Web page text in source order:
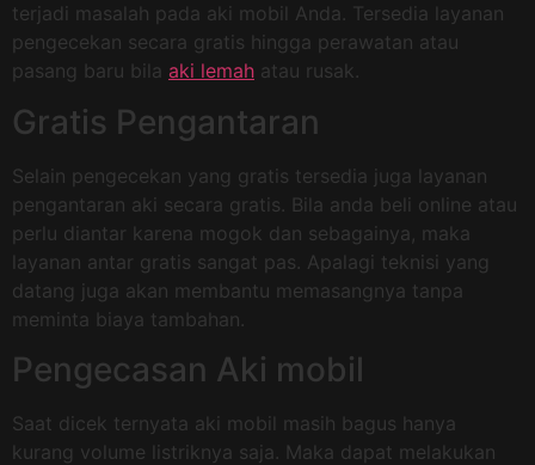
terjadi masalah pada aki mobil Anda. Tersedia layanan
pengecekan secara gratis hingga perawatan atau
pasang baru bila aki lemah atau rusak.
Gratis Pengantaran
Selain pengecekan yang gratis tersedia juga layanan
pengantaran aki secara gratis. Bila anda beli online atau
perlu diantar karena mogok dan sebagainya, maka
layanan antar gratis sangat pas. Apalagi teknisi yang
datang juga akan membantu memasangnya tanpa
meminta biaya tambahan.
Pengecasan Aki mobil
Saat dicek ternyata aki mobil masih bagus hanya
kurang volume listriknya saja. Maka dapat melakukan